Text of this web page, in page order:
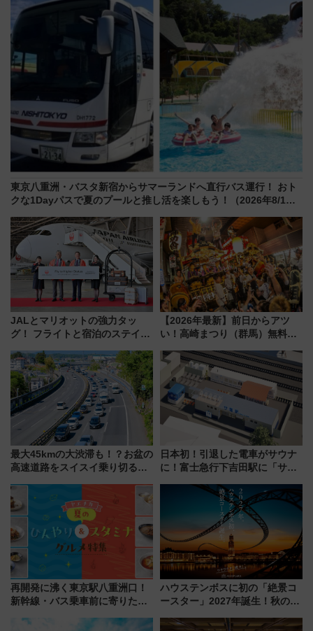
売店舗まとめ
MALLで予約可能
東京八重洲・バスタ新宿からサマーランドへ直行バス運行！ おト
クな1Dayパスで夏のプールと推し活を楽しもう！（2026年8/1～
JALとマリオットの強力タッ
グ！ フライトと宿泊のステイタ
上級会員資格を効率よく獲得す
る方法を解説
【2026年最新】前日からアツ
い！高崎まつり（群馬）無料観
しまで
最大45kmの大渋滞も！？お盆の
高速道路をスイスイ乗り切る快
日本初！引退した電車がサウナ
に！富士急行下吉田駅に「サ電
業 行き交う電車の音や振動を
感じながら「ととのう」新感覚
再開発に沸く東京駅八重洲口！
新幹線・バス乗車前に寄りたい
やり＆スタミナグルメ」6選【新
ハウステンボスに初の「絶景コ
ースター」2027年誕生！秋の
ろも一挙紹介